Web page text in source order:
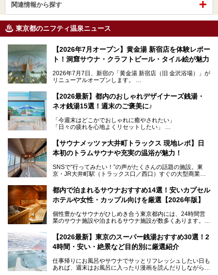
関連情報から探す
東京都のニフティ温泉ニュース
【2026年7月オープン】黄金湯 新宿店を体験レポー
ト！洞窟サウナ・クラフトビール・タイル絵が魅力
2026年7月7日、新宿の「黄金湯 新宿店（旧 金沢浴場）」が
リニューアルオープンします。
レトロでノスタルジックなタイル絵はそのまま、昔からここ
を知る地元の人にも、新しく足を運んでくれる人にも愛され
る、今の時代の"銭湯"として生まれ変わりました。洞窟のよ
ビアバーなど、新しく登場したスポットも併せて紹介しま
す。充実した設備があるのに、基本の入浴料が銭湯価格の5
【2026最新】都内のおしゃれデザイナーズ銭湯・
ネオ銭湯15選！週末のご褒美に♪
「今週末はどこかでおしゃれに癒やされたい」
「日々の疲れを心地よくリセットしたい」
となっている新しいスタイルの銭湯です。
最近、SNSやメディアで「デザイナーズ銭湯」や「ネオ銭
本記事では、そもそもこれらがどんな銭湯なのか、その気に
いおしゃれな名店15選を、おすすめの順番で一挙にご紹介
します。
【サウナメッツァ大井町トラックス 現地レポ】日
本初のトラムサウナや充実の温浴が魅力！
SNSで“行ってみたい！”の声がたくさんの話題の施設。東
京・JR大井町駅（トラックス口／西口）すぐの大型商業施
ツァ大井町トラックス」がニューオープン。施設の様子をレ
ポ―トします。
都内で泊まれるサウナおすすめ14選！安いカプセル
ホテルや女性・カップル向けを厳選【2026年版】
個性豊かなサウナがひしめき合う東京都内には、24時間営
業のサウナ施設や泊まれるサウナ施設が数多くあります。
を旅の目的とする「サ旅」や自分へのご褒美のための宿泊な
ど、自分の好きなタイミングで好きなだけサ活ができるのが
魅力です。
最近では、男性専用施設だけでなく、カップルや女性に嬉し
い個室サウナも増えてきました。
【2026最新】東京のスーパー銭湯おすすめ30選！2
4時間・安い・絶景など目的別に厳選紹介
仕事帰りにお風呂やサウナでサッとリフレッシュしたい日も
あれば、週末はお風呂に入ったり漫画を読んだりしながら一